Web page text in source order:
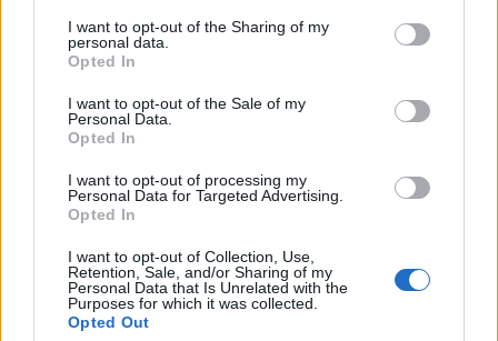
not limited to your visit or usage behaviour. You may click to
grant or deny consent to Google and its third-party tags to
use your data for below specified purposes in below Google
consent section.
I want to opt-out of the Sharing of my
personal data.
Opted In
I want to opt-out of the Sale of my
Personal Data.
Opted In
I want to opt-out of processing my
Personal Data for Targeted Advertising.
Opted In
I want to opt-out of Collection, Use,
Retention, Sale, and/or Sharing of my
Personal Data that Is Unrelated with the
Purposes for which it was collected.
Opted Out
2005 között 15%-kal nőtt a kibocsátása, így 1990-hez képest ez
nem sok változást sejtet. Kína – a világ legnagyobb szén-dioxid-
bejelentette, hogy 2020-ig GDP-arányosan csökkenti a
kibocsátását 40 %-kal. Várhatóan addig megduplázódik a GDP-
„Amerika nagyon félti ingatag gazdasági fölényét. Attól tart, hogy
apad. Pedig szerintem hatalmas lehetőségek vannak az új
technológiák kifejlesztésében, főleg hosszútávon. A kőolajra és a
szénre épített ipar feltehetőleg nem fog működni. Egyrészt
változik a világ, az emberek egyre kevésbé fogják elfogadni,